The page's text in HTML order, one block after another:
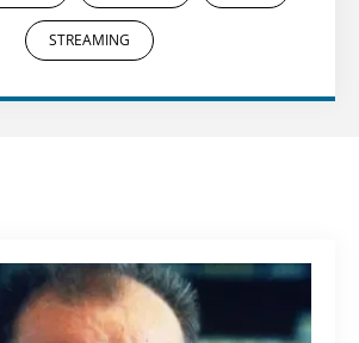
STREAMING